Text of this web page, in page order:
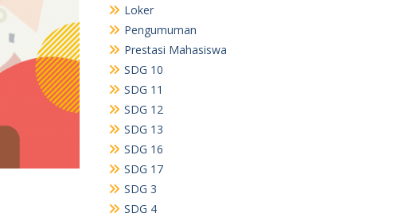
Loker
Pengumuman
Prestasi Mahasiswa
SDG 10
SDG 11
SDG 12
SDG 13
SDG 16
SDG 17
SDG 3
SDG 4